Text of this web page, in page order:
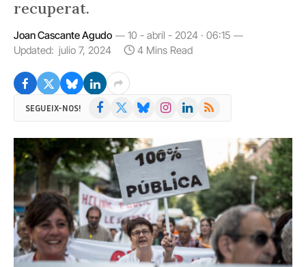
recuperat.
Joan Cascante Agudo
10 - abril - 2024 · 06:15
Updated: julio 7, 2024 4 Mins Read
SEGUEIX-NOS! Facebook BlueskyInstagramLinkedIn
RSS